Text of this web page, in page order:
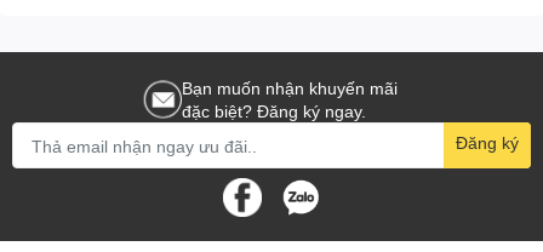
Bạn muốn nhận khuyến mãi
đặc biệt? Đăng ký ngay.
Đăng ký